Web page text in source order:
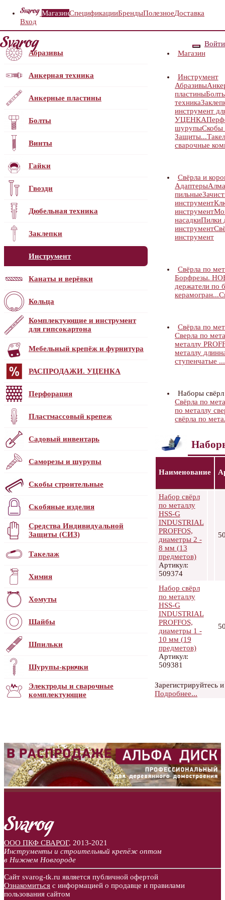
МагазинСпецификацииБрендыПолезноеДоставка
Вход
Войти
Абразивы
Анкерная техника
Анкерные пластины
Болты
Винты
Гайки
Гвозди
Дюбельная техника
Заклепки
Инструмент
Канаты и верёвки
Кольца
Комплектующие и инструмент
для гипсокартона
Мебельный крепёж и фурнитура
РАСПРОДАЖИ. УЦЕНКА
Перфорация
Пластмассовый крепеж
Садовый инвентарь
Саморезы и шурупы
Скобы строительные
Скобяные изделия
Средства Индивидуальной
Защиты (СИЗ)
Такелаж
Химия
Хомуты
Шайбы
Шпильки
Шурупы-крючки
Электроды и сварочные
комплектующие
Магазин
Инструмент
Абразивы
пластины
техника
инструмент
УЦЕНКА
шурупыСкобы
Защиты...
сварочные
Свёрла и
Адаптеры
пильные
инструмент
инструмент
насадкиПилки
инструмент
инструмент
Свёрла по
Борфрезы.
держатели по
керамогран...
Свёрла по
Сверла по
металлу
металлу
ступенчатые ...
Наборы свёрл
Свёрла по
по металлу
cвёрла по
Наименование
Набор свёрл
по металлу
HSS-G
INDUSTRIAL
PROFFOS,
диаметры 2 -
8 мм (13
предметов)
Артикул:
509374
Набор свёрл
по металлу
HSS-G
INDUSTRIAL
PROFFOS,
диаметры 1 -
10 мм (19
предметов)
Артикул:
509381
Зарегистрируйтесь
Подробнее...
ООО ПКФ СВАРОГ, 2013-2021
Инструменты и строительный крепёж оптом
в Нижнем Новгороде
Сайт svarog-tk.ru является публичной офертой
Ознакомиться с информацией о продавце и правилами
пользования сайтом